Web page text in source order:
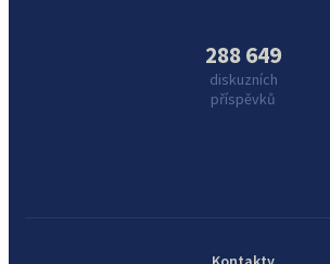
288 649
diskuzních
příspěvků